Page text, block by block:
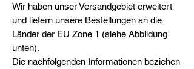
Wir haben unser Versandgebiet erweitert
und liefern unsere Bestellungen an die
Länder der EU Zone 1 (siehe Abbildung
unten).
Die nachfolgenden Informationen beziehen